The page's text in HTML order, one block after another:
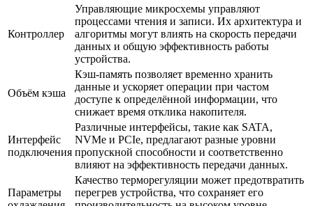
Контроллер
Управляющие микросхемы управляют
процессами чтения и записи. Их архитектура и
алгоритмы могут влиять на скорость передачи
данных и общую эффективность работы
устройства.
Объём кэша
Кэш-память позволяет временно хранить
данные и ускоряет операции при частом
доступе к определённой информации, что
снижает время отклика накопителя.
Интерфейс
подключения
Различные интерфейсы, такие как SATA,
NVMe и PCIe, предлагают разные уровни
пропускной способности и соответственно
влияют на эффективность передачи данных.
Параметры
Качество терморегуляции может предотвратить
перегрев устройства, что сохраняет его